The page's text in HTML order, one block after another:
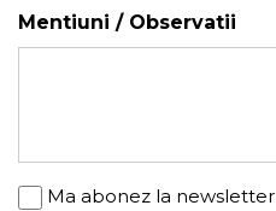
Mentiuni / Observatii
Newsletter
Ma abonez la newsletter